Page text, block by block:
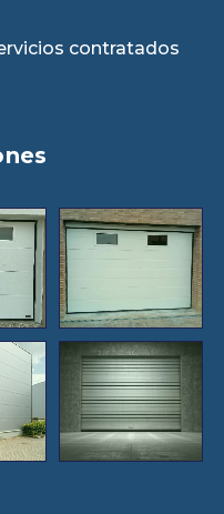
contratados